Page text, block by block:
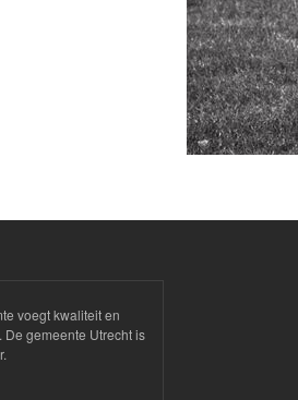
voegt kwaliteit en
gemeente Utrecht is